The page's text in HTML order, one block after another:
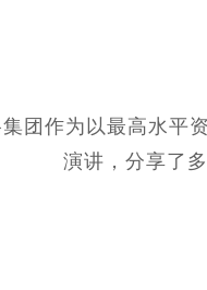
团作为以最高水平
演讲，分享了